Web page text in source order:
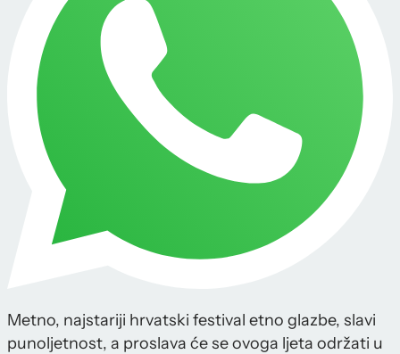
Metno, najstariji hrvatski festival etno glazbe, slavi
punoljetnost, a proslava će se ovoga ljeta održati u